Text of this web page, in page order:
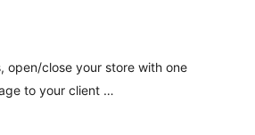
open/close your store with one
to your client …